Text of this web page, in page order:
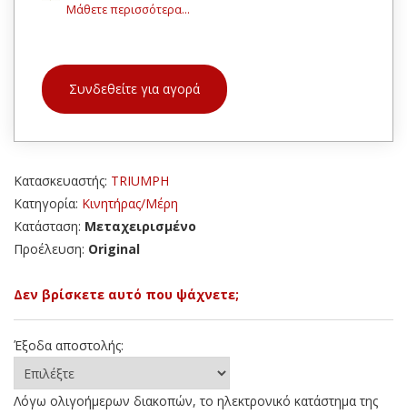
Μάθετε περισσότερα...
Συνδεθείτε για αγορά
Κατασκευαστής: TRIUMPH
Κατηγορία: Κινητήρας/Μέρη
Κατάσταση: Μεταχειρισμένο
Προέλευση: Original
Δεν βρίσκετε αυτό που ψάχνετε;
Έξοδα αποστολής:
Λόγω ολιγοήμερων διακοπών, το ηλεκτρονικό κατάστημα της